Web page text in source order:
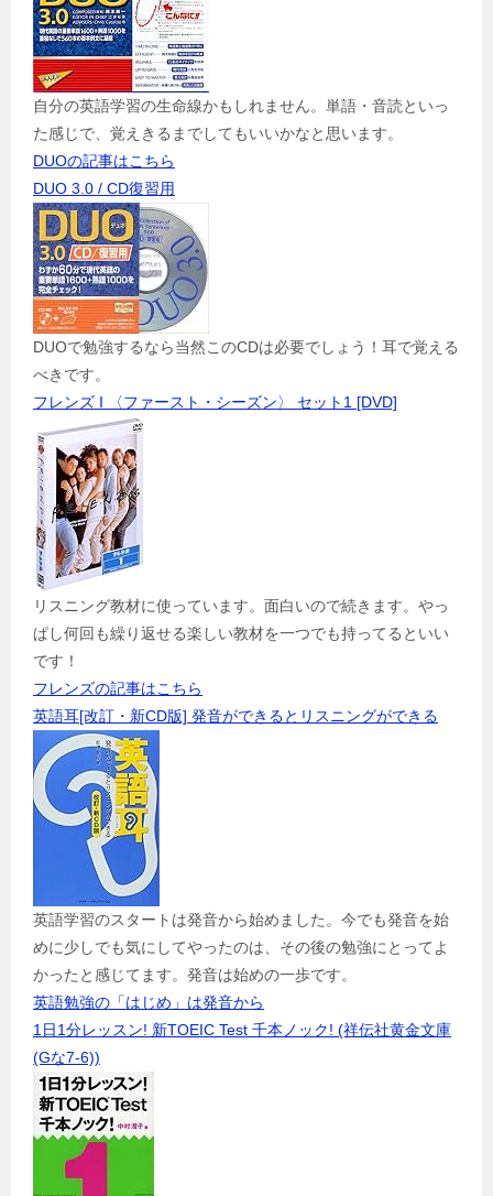
自分の英語学習の生命線かもしれません。単語・音読といっ
た感じで、覚えきるまでしてもいいかなと思います。
DUOの記事はこちら
DUO 3.0 / CD復習用
DUOで勉強するなら当然このCDは必要でしょう！耳で覚える
べきです。
フレンズ I 〈ファースト・シーズン〉 セット1 [DVD]
リスニング教材に使っています。面白いので続きます。やっ
ぱし何回も繰り返せる楽しい教材を一つでも持ってるといい
です！
フレンズの記事はこちら
英語耳[改訂・新CD版] 発音ができるとリスニングができる
英語学習のスタートは発音から始めました。今でも発音を始
めに少しでも気にしてやったのは、その後の勉強にとってよ
かったと感じてます。発音は始めの一歩です。
英語勉強の「はじめ」は発音から
1日1分レッスン! 新TOEIC Test 千本ノック! (祥伝社黄金文庫
(Gな7-6))